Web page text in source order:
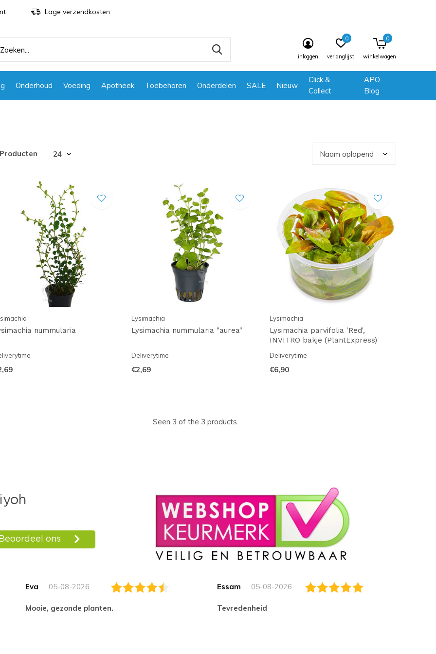
Onderhoud Voeding Apotheek Toebehoren Onderdelen SALE Nieuw
Click &
Collect
APO
Blog
inloggen verlanglijst
0
winkelwagen
0
Lage verzendkosten
nummularia
Lysimachia
Lysimachia nummularia "aurea"
Deliverytime
€2,69
Lysimachia
Lysimachia parvifolia 'Red',
INVITRO bakje (PlantExpress)
Deliverytime
€6,90
Seen 3 of the 3 products
Eva 05-08-2026
Mooie, gezonde planten.
Essam 05-08-2026
tevredenheid